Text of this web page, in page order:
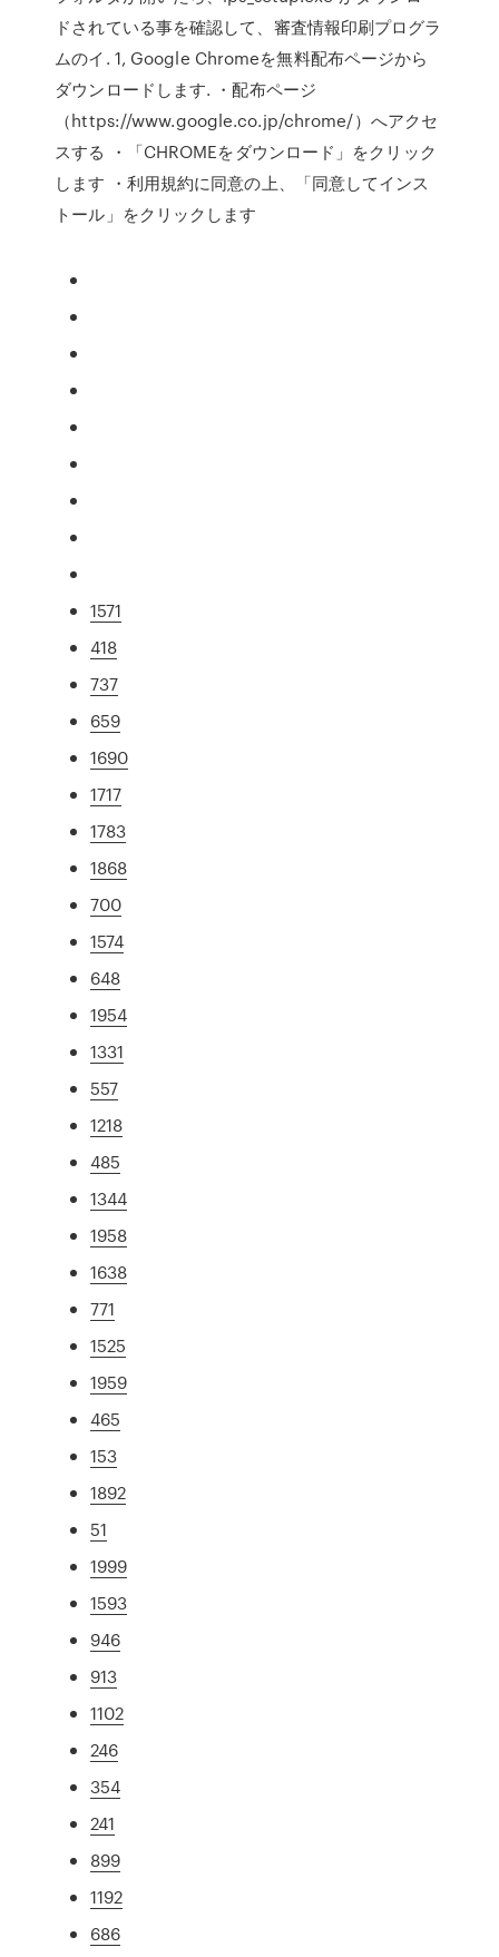
ドされている事を確認して、審査情報印刷プログラ
ムのイ. 1, Google Chromeを無料配布ページから
ダウンロードします. ・配布ページ
（https://www.google.co.jp/chrome/）へアクセ
スする ・「CHROMEをダウンロード」をクリック
します ・利用規約に同意の上、「同意してインス
トール」をクリックします
1571
418
737
659
1690
1717
1783
1868
700
1574
648
1954
1331
557
1218
485
1344
1958
1638
771
1525
1959
465
153
1892
51
1999
1593
946
913
1102
246
354
241
899
1192
686